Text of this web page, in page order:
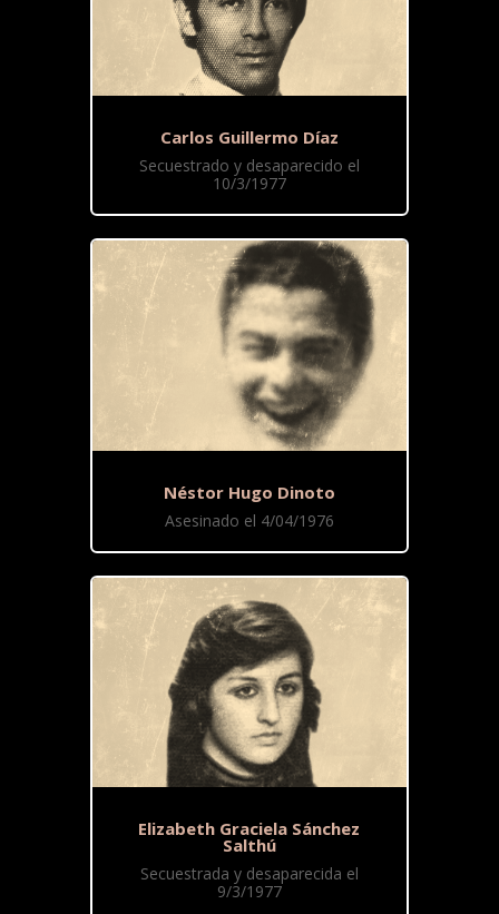
Carlos Guillermo Díaz
Secuestrado y desaparecido el
10/3/1977
Néstor Hugo Dinoto
Asesinado el 4/04/1976
Elizabeth Graciela Sánchez
Salthú
Secuestrada y desaparecida el
9/3/1977